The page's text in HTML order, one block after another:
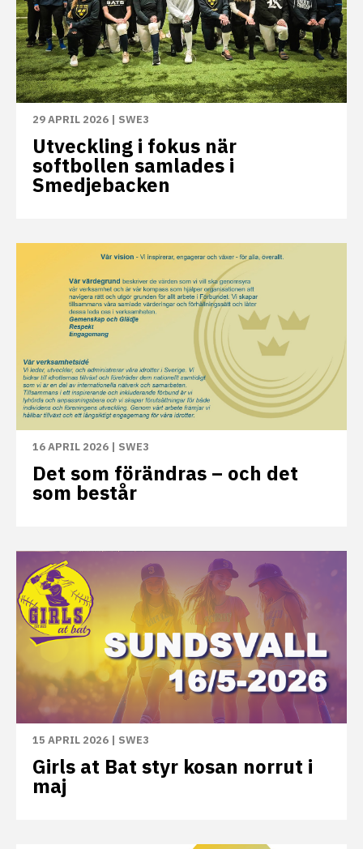
29 APRIL 2026 | SWE3
Utveckling i fokus när
softbollen samlades i
Smedjebacken
16 APRIL 2026 | SWE3
Det som förändras – och det
som består
15 APRIL 2026 | SWE3
Girls at Bat styr kosan norrut i
maj